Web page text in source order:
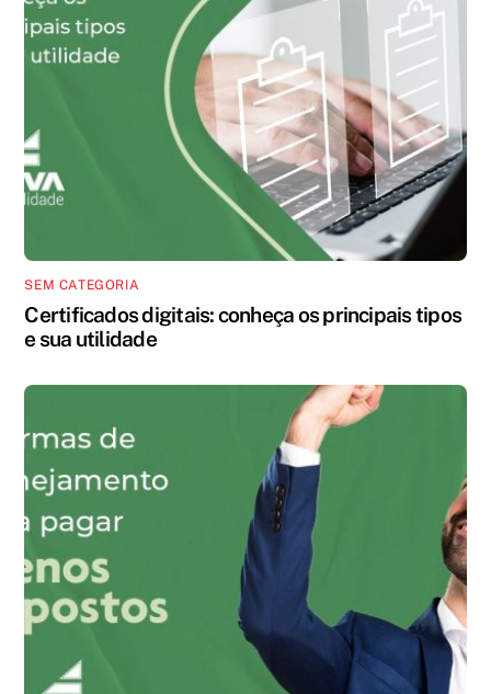
SEM CATEGORIA
Certificados digitais: conheça os principais tipos
e sua utilidade